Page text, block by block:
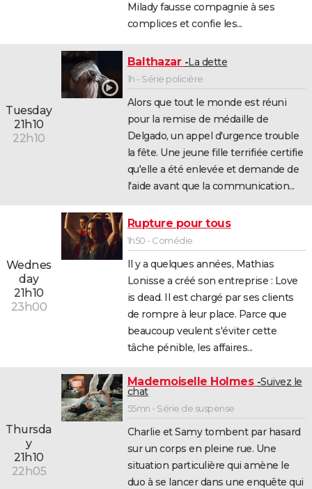
CARTE DE VOEUX
Carte de Noël
Carte Bonne année
Carte Saint-Valentin
Carte Pâques
Carte d'anniversaire
DICTIONNAIRE
Service militaire
Avis de recherche
AVIS DE DÉCÈS
Bricolage
Lifestyle
Culture
Sport
Auto
Television
Voyage
Cinema
Milady fausse compagnie à ses
complices et confie les...
Tuesday
21h10
22h10
Balthazar La dette
1h - Série policière
Alors que tout le monde est réuni
pour la remise de médaille de
Delgado, un appel d'urgence trouble
la fête. Une jeune fille terrifiée certifie
qu'elle a été enlevée et demande de
l'aide avant que la communication...
Wednes
day
21h10
23h00
Rupture pour tous
1h50 - Comédie
Il y a quelques années, Mathias
Lonisse a créé son entreprise : Love
is dead. Il est chargé par ses clients
de rompre à leur place. Parce que
beaucoup veulent s'éviter cette
tâche pénible, les affaires...
Thursda
y
21h10
22h05
Mademoiselle Holmes Suivez le
chat
55mn - Série de suspense
Charlie et Samy tombent par hasard
sur un corps en pleine rue. Une
situation particulière qui amène le
duo à se lancer dans une enquête qui